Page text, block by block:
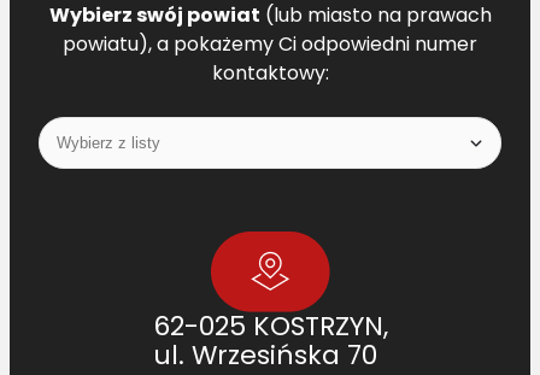
Wybierz swój powiat (lub miasto na prawach
powiatu), a pokażemy Ci odpowiedni numer
kontaktowy:
62-025 KOSTRZYN,
ul. Wrzesińska 70